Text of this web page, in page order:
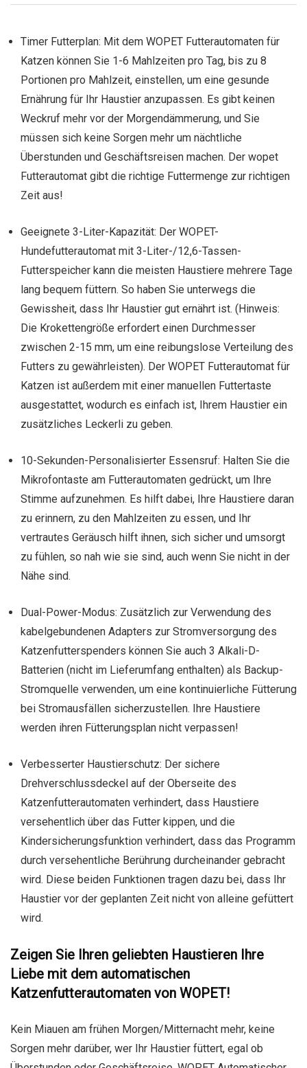
Timer Futterplan: Mit dem WOPET Futterautomaten für
Katzen können Sie 1-6 Mahlzeiten pro Tag, bis zu 8
Portionen pro Mahlzeit, einstellen, um eine gesunde
Ernährung für Ihr Haustier anzupassen. Es gibt keinen
Weckruf mehr vor der Morgendämmerung, und Sie
müssen sich keine Sorgen mehr um nächtliche
Überstunden und Geschäftsreisen machen. Der wopet
Futterautomat gibt die richtige Futtermenge zur richtigen
Zeit aus!
Geeignete 3-Liter-Kapazität: Der WOPET-
Hundefutterautomat mit 3-Liter-/12,6-Tassen-
Futterspeicher kann die meisten Haustiere mehrere Tage
lang bequem füttern. So haben Sie unterwegs die
Gewissheit, dass Ihr Haustier gut ernährt ist. (Hinweis:
Die Krokettengröße erfordert einen Durchmesser
zwischen 2-15 mm, um eine reibungslose Verteilung des
Futters zu gewährleisten). Der WOPET Futterautomat für
Katzen ist außerdem mit einer manuellen Futtertaste
ausgestattet, wodurch es einfach ist, Ihrem Haustier ein
zusätzliches Leckerli zu geben.
10-Sekunden-Personalisierter Essensruf: Halten Sie die
Mikrofontaste am Futterautomaten gedrückt, um Ihre
Stimme aufzunehmen. Es hilft dabei, Ihre Haustiere daran
zu erinnern, zu den Mahlzeiten zu essen, und Ihr
vertrautes Geräusch hilft ihnen, sich sicher und umsorgt
zu fühlen, so nah wie sie sind, auch wenn Sie nicht in der
Nähe sind.
Dual-Power-Modus: Zusätzlich zur Verwendung des
kabelgebundenen Adapters zur Stromversorgung des
Katzenfutterspenders können Sie auch 3 Alkali-D-
Batterien (nicht im Lieferumfang enthalten) als Backup-
Stromquelle verwenden, um eine kontinuierliche Fütterung
bei Stromausfällen sicherzustellen. Ihre Haustiere
werden ihren Fütterungsplan nicht verpassen!
Verbesserter Haustierschutz: Der sichere
Drehverschlussdeckel auf der Oberseite des
Katzenfutterautomaten verhindert, dass Haustiere
versehentlich über das Futter kippen, und die
Kindersicherungsfunktion verhindert, dass das Programm
durch versehentliche Berührung durcheinander gebracht
wird. Diese beiden Funktionen tragen dazu bei, dass Ihr
Haustier vor der geplanten Zeit nicht von alleine gefüttert
wird.
Zeigen Sie Ihren geliebten Haustieren Ihre
Liebe mit dem automatischen
Katzenfutterautomaten von WOPET!
Kein Miauen am frühen Morgen/Mitternacht mehr, keine
Sorgen mehr darüber, wer Ihr Haustier füttert, egal ob